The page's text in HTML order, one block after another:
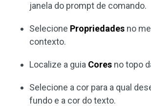
janela do prompt de comando.
Selecione Propriedades no
contexto.
Localize a guia Cores no topo
Selecione a cor para a qual
fundo e a cor do texto.